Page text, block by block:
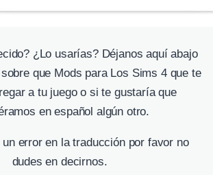
¿Lo usarías? Déjanos aquí abajo
que Mods para Los Sims 4 que te
a tu juego o si te gustaría que
en español algún otro.
error en la traducción por favor no
dudes en decirnos.